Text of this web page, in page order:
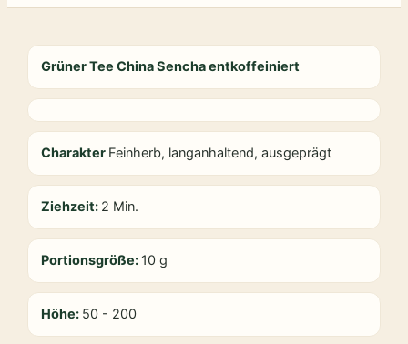
Grüner Tee China Sencha entkoffeiniert
Charakter Feinherb, langanhaltend, ausgeprägt
Ziehzeit: 2 Min.
Portionsgröße: 10 g
Höhe: 50 - 200